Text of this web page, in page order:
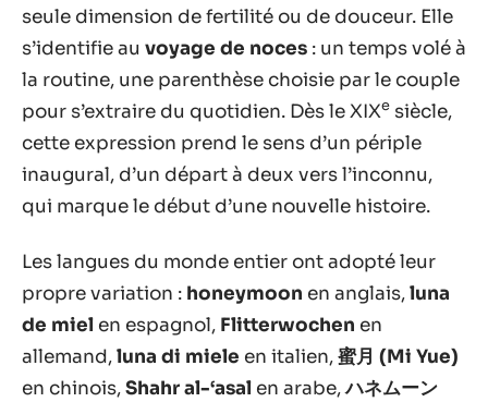
seule dimension de fertilité ou de douceur. Elle
s’identifie au voyage de noces : un temps volé à
la routine, une parenthèse choisie par le couple
pour s’extraire du quotidien. Dès le XIXe siècle,
cette expression prend le sens d’un périple
inaugural, d’un départ à deux vers l’inconnu,
qui marque le début d’une nouvelle histoire.
Les langues du monde entier ont adopté leur
propre variation : honeymoon en anglais,luna
de miel en espagnol, Flitterwochen en
allemand,luna di miele en italien,蜜月 (Mi Yue)
en chinois,Shahr al-‘asal en arabe,ハネムーン